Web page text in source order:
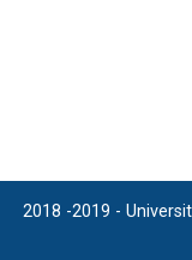
2018 -2019 -